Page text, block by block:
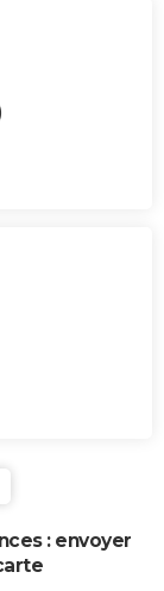
: envoyer